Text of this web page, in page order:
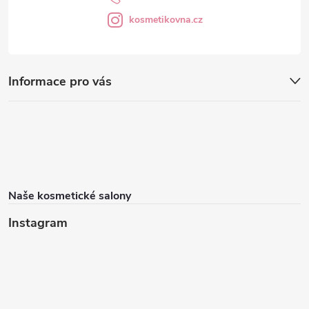
Informace pro vás
Naše kosmetické salony
Instagram
kosmetikovna.cz